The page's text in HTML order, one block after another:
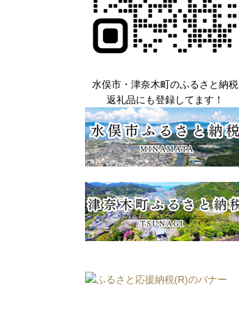
水俣市・津奈木町のふるさと納税
返礼品にも登録してます！